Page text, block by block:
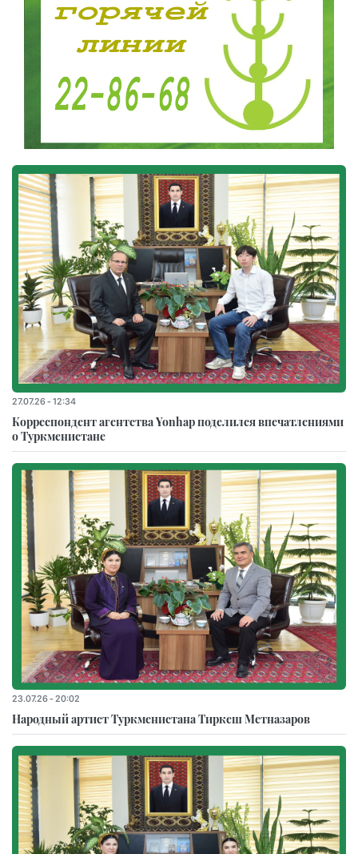
27.07.26 - 12:34
Корреспондент агентства Yonhap поделился впечатлениями
о Туркменистане
23.07.26 - 20:02
Народный артист Туркменистана Тиркеш Мeтназаров